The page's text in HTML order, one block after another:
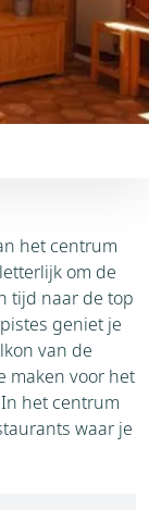
het centrum
om de
tijd naar de top
geniet je
van de
maken voor het
het centrum
waar je